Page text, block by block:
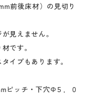
前後床材）の見切り
見えません。
です。
イプもあります。
ピッチ・下穴Φ５．０